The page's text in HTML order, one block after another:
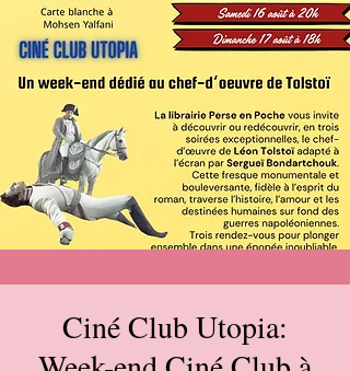
Ciné Club Utopia: